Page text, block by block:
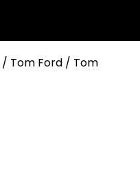
/ Tom Ford / Tom